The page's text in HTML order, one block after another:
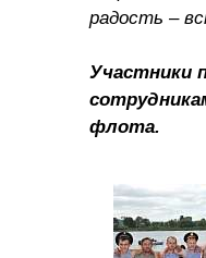
радость –
Участники
флота.